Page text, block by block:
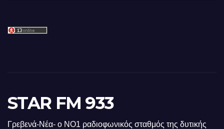
STAR FM 933
Γρεβενά-Νέα- ο ΝΟ1 ραδιοφωνικός σταθμός της δυτικής